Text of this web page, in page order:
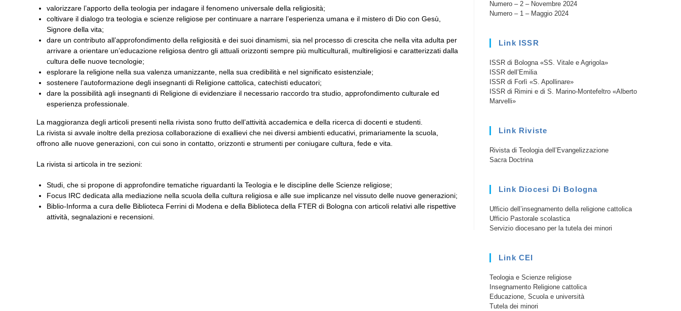
valorizzare l’apporto della teologia per indagare il fenomeno universale della religiosità;
coltivare il dialogo tra teologia e scienze religiose per continuare a narrare l’esperienza umana e il mistero di Dio con Gesù,
Signore della vita;
dare un contributo all’approfondimento della religiosità e dei suoi dinamismi, sia nel processo di crescita che nella vita adulta per
arrivare a orientare un’educazione religiosa dentro gli attuali orizzonti sempre più multiculturali, multireligiosi e caratterizzati dalla
cultura delle nuove tecnologie;
esplorare la religione nella sua valenza umanizzante, nella sua credibilità e nel significato esistenziale;
sostenere l’autoformazione degli insegnanti di Religione cattolica, catechisti educatori;
dare la possibilità agli insegnanti di Religione di evidenziare il necessario raccordo tra studio, approfondimento culturale ed
esperienza professionale.
La maggioranza degli articoli presenti nella rivista sono frutto dell’attività accademica e della ricerca di docenti e studenti.
La rivista si avvale inoltre della preziosa collaborazione di exallievi che nei diversi ambienti educativi, primariamente la scuola,
offrono alle nuove generazioni, con cui sono in contatto, orizzonti e strumenti per coniugare cultura, fede e vita.
La rivista si articola in tre sezioni:
Studi, che si propone di approfondire tematiche riguardanti la Teologia e le discipline delle Scienze religiose;
Focus IRC dedicata alla mediazione nella scuola della cultura religiosa e alle sue implicanze nel vissuto delle nuove generazioni;
Biblio-Informa a cura delle Biblioteca Ferrini di Modena e della Biblioteca della FTER di Bologna con articoli relativi alle rispettive
attività, segnalazioni e recensioni.
Numero – 2 – Novembre 2024
Numero – 1 – Maggio 2024
Link ISSR
ISSR di Bologna «SS. Vitale e Agrigola»
ISSR dell’Emilia
ISSR di Forlì «S. Apollinare»
ISSR di Rimini e di S. Marino-Montefeltro «Alberto
Marvelli»
Link Riviste
Rivista di Teologia dell’Evangelizzazione
Sacra Doctrina
Link Diocesi Di Bologna
Ufficio dell’insegnamento della religione cattolica
Ufficio Pastorale scolastica
Servizio diocesano per la tutela dei minori
Link CEI
Teologia e Scienze religiose
Insegnamento Religione cattolica
Educazione, Scuola e università
Tutela dei minori